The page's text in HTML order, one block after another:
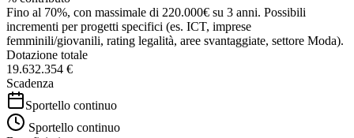
Fino al 70%, con massimale di 220.000€ su 3 anni. Possibili
incrementi per progetti specifici (es. ICT, imprese
femminili/giovanili, rating legalità, aree svantaggiate, settore Moda).
Dotazione totale
19.632.354 €
Scadenza
Sportello continuo
Sportello continuo